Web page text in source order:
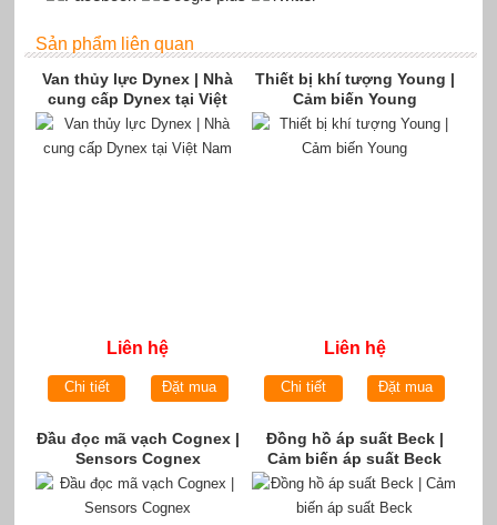
Sản phẩm liên quan
Van thủy lực Dynex | Nhà
cung cấp Dynex tại Việt
Nam
Liên hệ
Chi tiết Đặt mua
Thiết bị khí tượng Young |
Cảm biến Young
Liên hệ
Chi tiết Đặt mua
Đầu đọc mã vạch Cognex |
Sensors Cognex
Đồng hồ áp suất Beck |
Cảm biến áp suất Beck